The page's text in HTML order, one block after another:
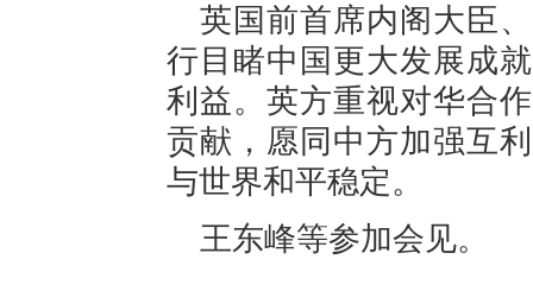
英国前首席内阁大臣
行目睹中国更大发展成
利益。英方重视对华合
贡献，愿同中方加强互
与世界和平稳定。
王东峰等参加会见。